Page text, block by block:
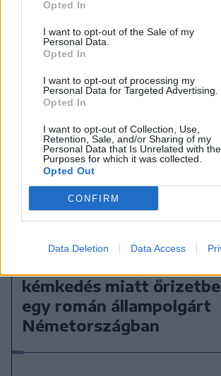
Opted In
I want to opt-out of the Sale of my
Personal Data.
Opted In
I want to opt-out of processing my
Personal Data for Targeted Advertising.
Opted In
I want to opt-out of Collection, Use,
Retention, Sale, and/or Sharing of my
Personal Data that Is Unrelated with the
Purposes for which it was collected.
Opted Out
CONFIRM
Data Deletion Data Access
2026. augusztus 07., péntek
kémkedés miatt
egy román állampolgárt
Németországban